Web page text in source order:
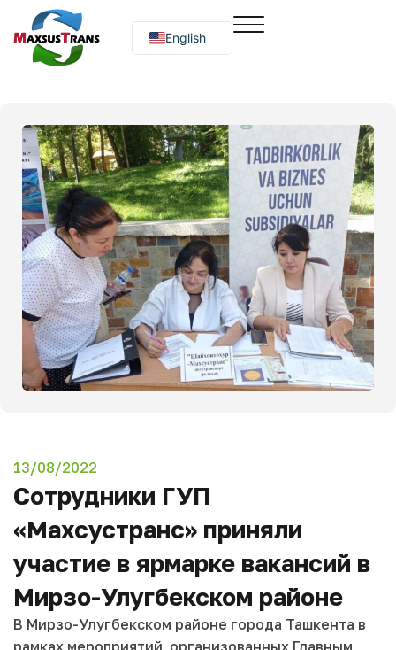
English
Русский
13/08/2022
Сотрудники ГУП
«Махсустранс» приняли
участие в ярмарке вакансий в
Мирзо-Улугбекском районе
В Мирзо-Улугбекском районе города Ташкента в